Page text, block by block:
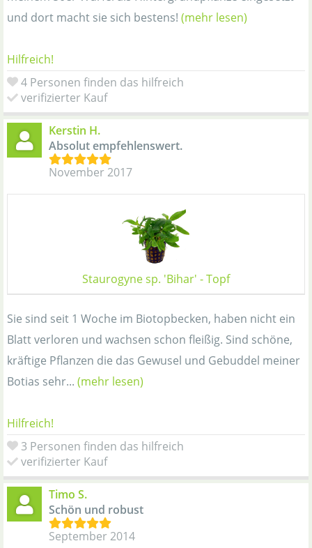
und dort macht sie sich bestens! (mehr lesen)
Hilfreich!
4 Personen finden das hilfreich
verifizierter Kauf
Kerstin H.
Absolut empfehlenswert.
November 2017
Staurogyne sp. 'Bihar' - Topf
Sie sind seit 1 Woche im Biotopbecken, haben nicht ein
Blatt verloren und wachsen schon fleißig. Sind schöne,
kräftige Pflanzen die das Gewusel und Gebuddel meiner
Botias sehr... (mehr lesen)
Hilfreich!
3 Personen finden das hilfreich
verifizierter Kauf
Timo S.
Schön und robust
September 2014